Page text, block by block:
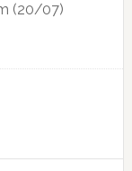
(20/07)